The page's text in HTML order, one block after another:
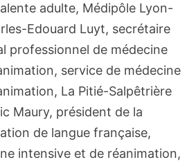
adulte, Médipôle Lyon-
Edouard Luyt, secrétaire
professionnel de médecine
service de médecine
La Pitié-Salpêtrière
Maury, président de la
de langue française,
intensive et de réanimation,